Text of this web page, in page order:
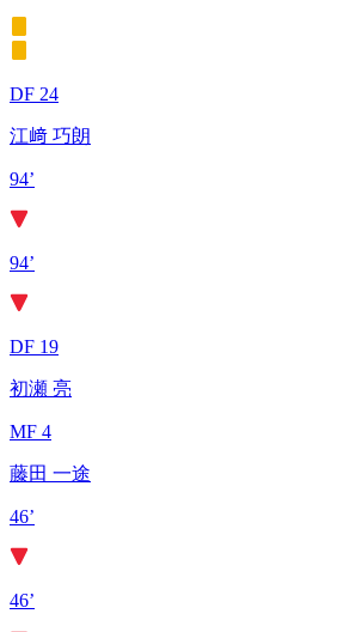
DF 24
江﨑 巧朗
94’
94’
DF 19
初瀬 亮
MF 4
藤田 一途
46’
46’